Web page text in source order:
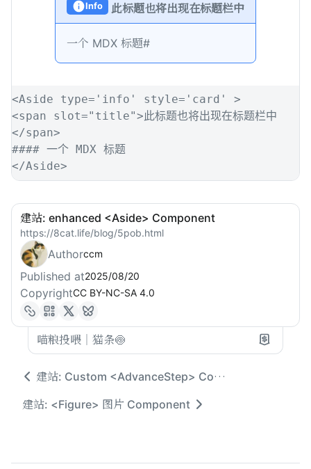
Info 此标题也将出现在标题栏中
一个 MDX 标题#
<Aside type= ' info ' style= ' card '
>
<span slot=" title">此标题也将出现在标题栏中
</span>
#### 一个 MDX 标题
</Aside>
建站: enhanced <Aside> Component
https://8cat.life/blog/5pob.html
Authorccm
Published at2025/08/20
CopyrightCC BY-NC-SA 4.0
喵粮投喂｜猫条🍥
建站: Custom <AdvanceStep> Component Guide
建站: <Figure> 图片 Component